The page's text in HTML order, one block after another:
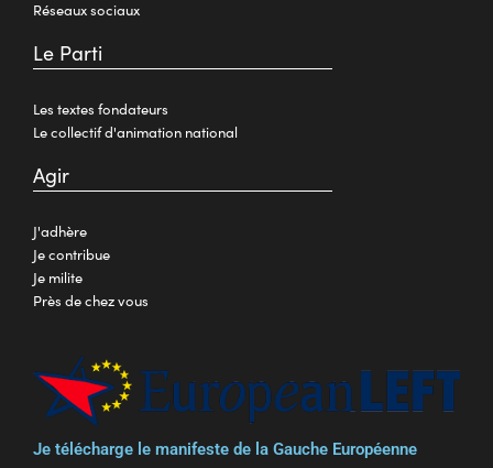
Réseaux sociaux
Le Parti
Les textes fondateurs
Le collectif d'animation national
Agir
J'adhère
Je contribue
Je milite
Près de chez vous
Je télécharge le manifeste de la Gauche Européenne